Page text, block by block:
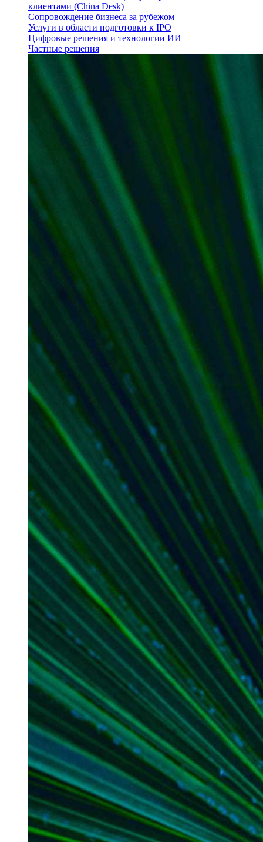
клиентами (China Desk)
Сопровождение бизнеса за рубежом
Услуги в области подготовки к IPO
Цифровые решения и технологии ИИ
Частные решения